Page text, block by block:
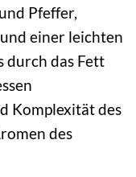
Pfeffer,
einer leichten
durch das Fett
Komplexität des
des